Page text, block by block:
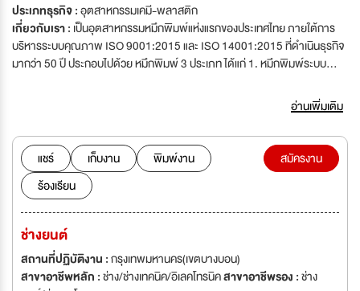
ประเภทธุรกิจ :อุตสาหกรรมเคมี-พลาสติก
เกี่ยวกับเรา : เป็นอุตสาหกรรมหมึกพิมพ์แห่งแรกของประเทศไทย ภายใต้การ
บริหารระบบคุณภาพ ISO 9001:2015 และ ISO 14001:2015 ที่ดำเนินธุรกิจ
มากว่า 50 ปี ประกอบไปด้วย หมึกพิมพ์ 3 ประเภท ได้แก่ 1. หมึกพิมพ์ระบบ
พิมพ์ระบบ Gravure (หมึกพิมพ์ฐาน Solvent) สำหรับกลุ่มลูกค้าบนฟิลม์ และ
พลาสติก3. หมึกพิมพ์ระบบ Flexo (หมึกพิมพ์ฐานน้ำ) สำหรับกลุ่มลูกค้า
เกี่ยวข้องกับกล่อง และ บรรจุภัณฑ์ บริษัทกำลังขยายงาน ต้องการบุคลากรที่มี
ความรู้ความสามารถ มาช่วยกันพัฒนาองค์กร
อ่านเพิ่มเติม
แชร์ เก็บงาน
พิมพ์งาน
ร้องเรียน
สมัครงาน
ช่างยนต์
สถานที่ปฏิบัติงาน :กรุงเทพมหานคร(เขตบางบอน)
สาขาอาชีพหลัก :ช่าง/ช่างเทคนิค/อิเลคโทรนิคสาขาอาชีพรอง :ช่าง